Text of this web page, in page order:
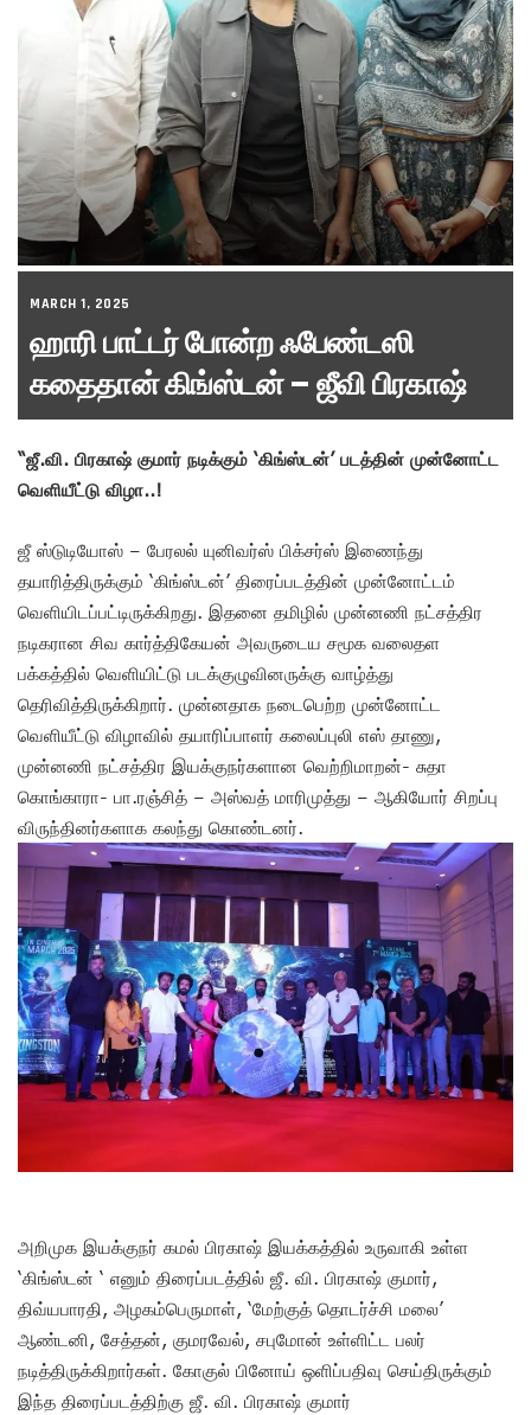
MARCH 1, 2025
ஹாரி பாட்டர் போன்ற ஃபேண்டஸி
கதைதான் கிங்ஸ்டன் – ஜீவி பிரகாஷ்
“ஜீ.வி. பிரகாஷ் குமார் நடிக்கும் ‘கிங்ஸ்டன்’ படத்தின் முன்னோட்ட
வெளியீட்டு விழா..!
ஜீ ஸ்டுடியோஸ் – பேரலல் யுனிவர்ஸ் பிக்சர்ஸ் இணைந்து
தயாரித்திருக்கும் ‘கிங்ஸ்டன்’ திரைப்படத்தின் முன்னோட்டம்
வெளியிடப்பட்டிருக்கிறது. இதனை தமிழில் முன்னணி நட்சத்திர
நடிகரான சிவ கார்த்திகேயன் அவருடைய சமூக வலைதள
பக்கத்தில் வெளியிட்டு படக்குழுவினருக்கு வாழ்த்து
தெரிவித்திருக்கிறார். முன்னதாக நடைபெற்ற முன்னோட்ட
வெளியீட்டு விழாவில் தயாரிப்பாளர் கலைப்புலி எஸ் தாணு,
முன்னணி நட்சத்திர இயக்குநர்களான வெற்றிமாறன்- சுதா
கொங்காரா- பா.ரஞ்சித் – அஸ்வத் மாரிமுத்து – ஆகியோர் சிறப்பு
விருந்தினர்களாக கலந்து கொண்டனர்.
அறிமுக இயக்குநர் கமல் பிரகாஷ் இயக்கத்தில் உருவாகி உள்ள
‘கிங்ஸ்டன் ‘ எனும் திரைப்படத்தில் ஜீ. வி. பிரகாஷ் குமார்,
திவ்யபாரதி, அழகம்பெருமாள், ‘மேற்குத் தொடர்ச்சி மலை’
ஆண்டனி, சேத்தன், குமரவேல், சபுமோன் உள்ளிட்ட பலர்
நடித்திருக்கிறார்கள். கோகுல் பினோய் ஒளிப்பதிவு செய்திருக்கும்
இந்த திரைப்படத்திற்கு ஜீ. வி. பிரகாஷ் குமார்